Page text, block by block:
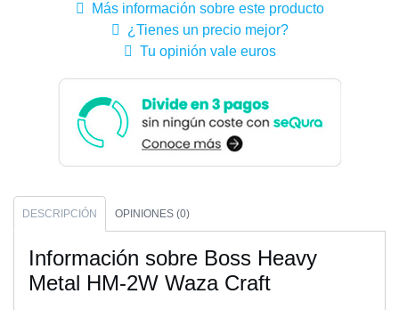
Más información sobre este producto
¿Tienes un precio mejor?
Tu opinión vale euros
DESCRIPCIÓN OPINIONES (0)
Información sobre Boss Heavy
Metal HM-2W Waza Craft